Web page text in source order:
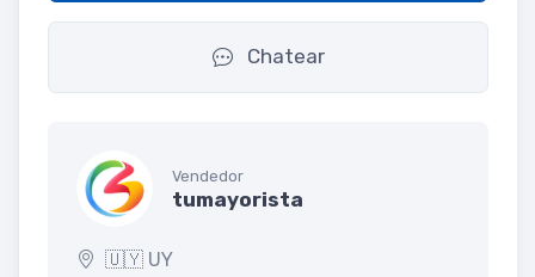
Chatear
Vendedor
tumayorista
🇺🇾 UY